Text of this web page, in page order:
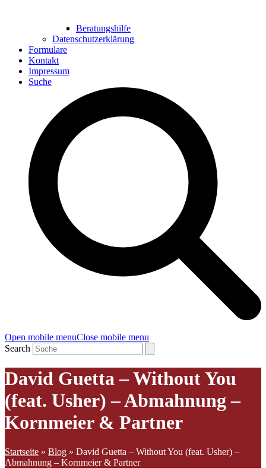
Beratungshilfe
Datenschutzerklärung
Formulare
Kontakt
Impressum
Suche
Open mobile menuClose mobile menu
Search
David Guetta – Without You
(feat. Usher) – Abmahnung –
Kornmeier & Partner
Startseite » Blog » David Guetta – Without You (feat. Usher) –
Abmahnung – Kornmeier & Partner